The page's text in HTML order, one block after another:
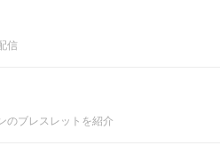
信
のブレスレットを紹介